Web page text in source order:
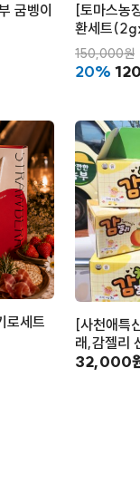
굼벵이
[토마스농
환세트
150,000원
20%
로세트
[사천애특
래,감젤리
32,000